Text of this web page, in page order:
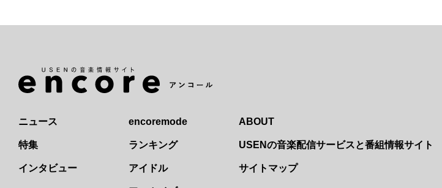
ニュース
特集
インタビュー
encoremode
ランキング
アイドル
ABOUT
USENの音楽配信サービスと番組情報サイト
サイトマップ